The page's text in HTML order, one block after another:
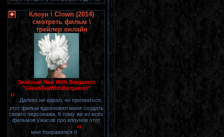
Клоун \ Clown (2014)
смотреть фильм \
трейлер онлайн
Зелёный Чай With Bergamot
"GreenTeaWithBergamot"
" ...Далеко не идеал, но признаться,
этот фильм вдохновил меня создать
своего персонажа. К тому же из всех
фильмов ужасов про клоунов этот
мне понравился б"